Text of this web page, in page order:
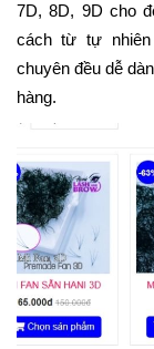
7D, 8D, 9D cho
cách từ tự
chuyên đều dễ
hàng.